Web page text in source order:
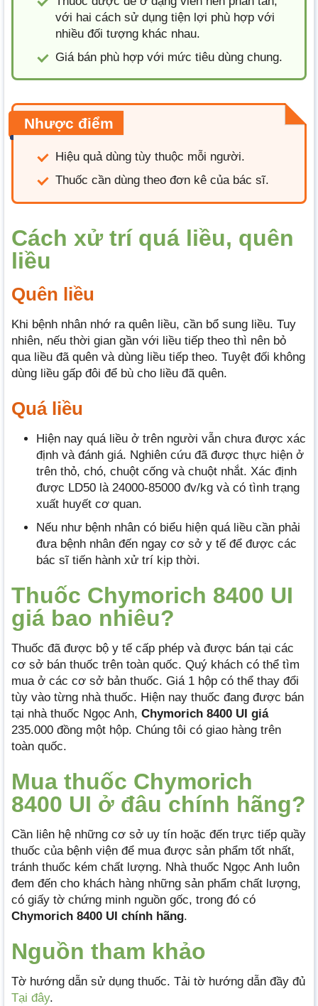
với hai cách sử dụng tiện lợi phù hợp với
nhiều đối tượng khác nhau.
Giá bán phù hợp với mức tiêu dùng chung.
Nhược điểm
Hiệu quả dùng tùy thuộc mỗi người.
Thuốc cần dùng theo đơn kê của bác sĩ.
Cách xử trí quá liều, quên
liều
Quên liều
Khi bệnh nhân nhớ ra quên liều, cần bổ sung liều. Tuy
nhiên, nếu thời gian gần với liều tiếp theo thì nên bỏ
qua liều đã quên và dùng liều tiếp theo. Tuyệt đối không
dùng liều gấp đôi để bù cho liều đã quên.
Quá liều
Hiện nay quá liều ở trên người vẫn chưa được xác
định và đánh giá. Nghiên cứu đã được thực hiện ở
trên thỏ, chó, chuột cống và chuột nhắt. Xác định
được LD50 là 24000-85000 đv/kg và có tình trạng
xuất huyết cơ quan.
Nếu như bệnh nhân có biểu hiện quá liều cần phải
đưa bệnh nhân đến ngay cơ sở y tế để được các
bác sĩ tiến hành xử trí kịp thời.
Thuốc Chymorich 8400 UI
giá bao nhiêu?
Thuốc đã được bộ y tế cấp phép và được bán tại các
cơ sở bán thuốc trên toàn quốc. Quý khách có thể tìm
mua ở các cơ sở bản thuốc. Giá 1 hộp có thể thay đổi
tùy vào từng nhà thuốc. Hiện nay thuốc đang được bán
tại nhà thuốc Ngọc Anh, Chymorich 8400 UI giá
235.000 đồng một hộp. Chúng tôi có giao hàng trên
toàn quốc.
Mua thuốc Chymorich
8400 UI ở đâu chính hãng?
Cần liên hệ những cơ sở uy tín hoặc đến trực tiếp quầy
thuốc của bệnh viện để mua được sản phẩm tốt nhất,
tránh thuốc kém chất lượng. Nhà thuốc Ngọc Anh luôn
đem đến cho khách hàng những sản phẩm chất lượng,
có giấy tờ chứng minh nguồn gốc, trong đó có
Chymorich 8400 UI chính hãng.
Nguồn tham khảo
Tờ hướng dẫn sử dụng thuốc. Tải tờ hướng dẫn đầy đủ
Tại đây.